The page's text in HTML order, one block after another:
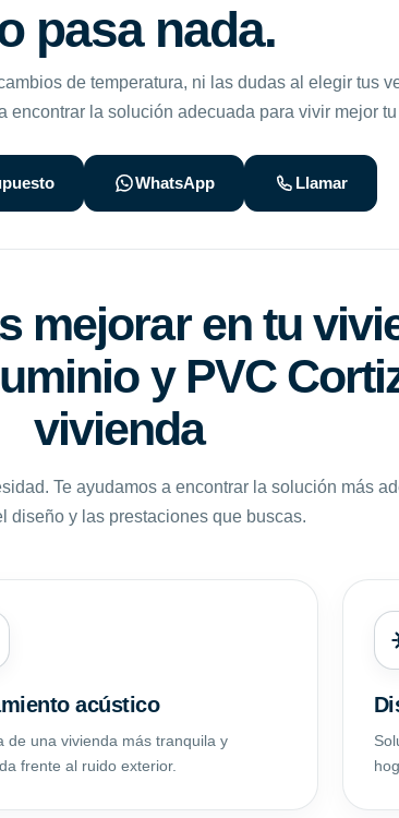
pasa nada.
de temperatura, ni las dudas al elegir tus
encontrar la solución adecuada para vivir mejor tu
WhatsApp Llamar
mejorar en tu
y PVC
vivienda
Te ayudamos a encontrar la solución más
diseño y las prestaciones que buscas.
acústico
de una vivienda más tranquila y
frente al ruido exterior.